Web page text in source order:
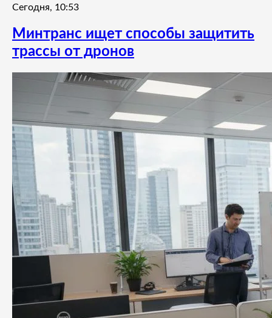
Сегодня, 10:53
Минтранс ищет способы защитить
трассы от дронов